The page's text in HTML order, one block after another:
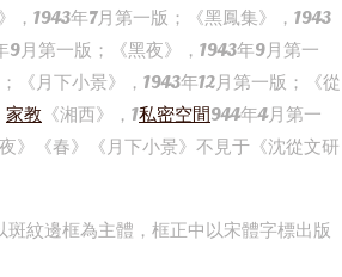
，1943年7月第一版；《黑鳳集》，1943
月第一版；《黑夜》，1943年9月第一
《月下小景》，1943年12月第一版；《從
家教 《湘西》，1私密空間944年4月第一
》《春》《月下小景》不見于《沈從文研
紋邊框為主體，框正中以宋體字標出版